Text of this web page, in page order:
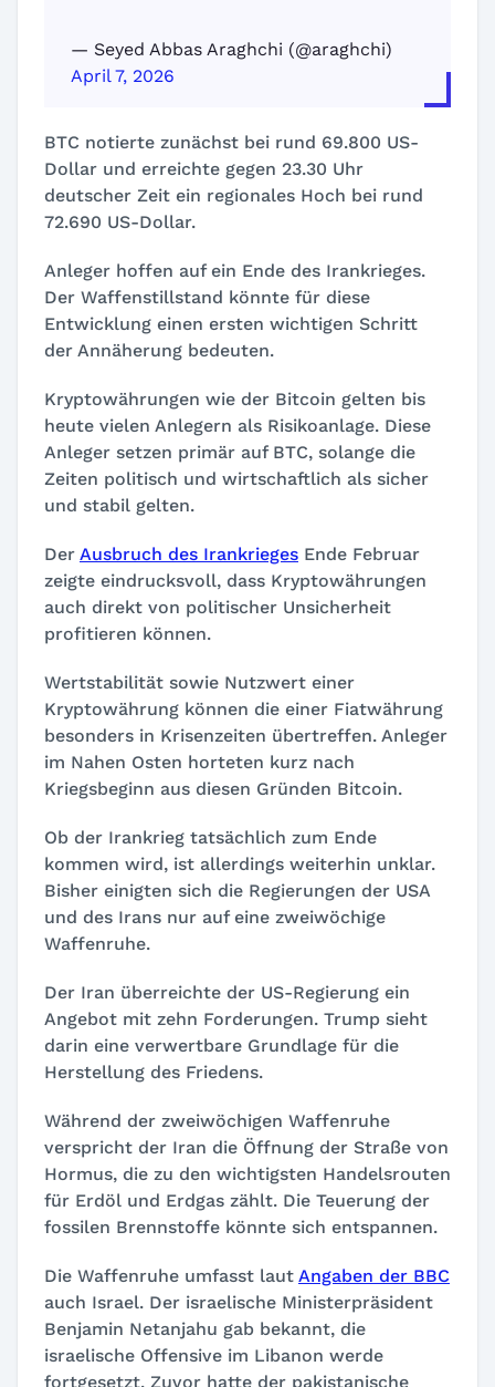
— Seyed Abbas Araghchi (@araghchi)
April 7, 2026
BTC notierte zunächst bei rund 69.800 US-
Dollar und erreichte gegen 23.30 Uhr
deutscher Zeit ein regionales Hoch bei rund
72.690 US-Dollar.
Anleger hoffen auf ein Ende des Irankrieges.
Der Waffenstillstand könnte für diese
Entwicklung einen ersten wichtigen Schritt
der Annäherung bedeuten.
Kryptowährungen wie der Bitcoin gelten bis
heute vielen Anlegern als Risikoanlage. Diese
Anleger setzen primär auf BTC, solange die
Zeiten politisch und wirtschaftlich als sicher
und stabil gelten.
Der Ausbruch des Irankrieges Ende Februar
zeigte eindrucksvoll, dass Kryptowährungen
auch direkt von politischer Unsicherheit
profitieren können.
Wertstabilität sowie Nutzwert einer
Kryptowährung können die einer Fiatwährung
besonders in Krisenzeiten übertreffen. Anleger
im Nahen Osten horteten kurz nach
Kriegsbeginn aus diesen Gründen Bitcoin.
Ob der Irankrieg tatsächlich zum Ende
kommen wird, ist allerdings weiterhin unklar.
Bisher einigten sich die Regierungen der USA
und des Irans nur auf eine zweiwöchige
Waffenruhe.
Der Iran überreichte der US-Regierung ein
Angebot mit zehn Forderungen. Trump sieht
darin eine verwertbare Grundlage für die
Herstellung des Friedens.
Während der zweiwöchigen Waffenruhe
verspricht der Iran die Öffnung der Straße von
Hormus, die zu den wichtigsten Handelsrouten
für Erdöl und Erdgas zählt. Die Teuerung der
fossilen Brennstoffe könnte sich entspannen.
Die Waffenruhe umfasst laut Angaben der BBC
auch Israel. Der israelische Ministerpräsident
Benjamin Netanjahu gab bekannt, die
israelische Offensive im Libanon werde
fortgesetzt. Zuvor hatte der pakistanische